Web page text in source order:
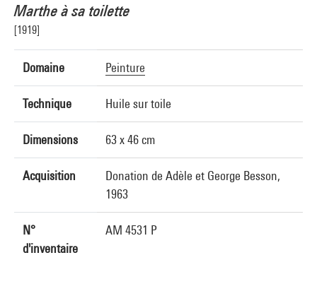
Marthe à sa toilette
[1919]
Domaine Peinture
Technique Huile sur toile
Dimensions 63 x 46 cm
Acquisition
Donation de Adèle et George Besson,
1963
N°
d'inventaire
AM 4531 P
Diffusion image :GrandPalaisRmnPhoto